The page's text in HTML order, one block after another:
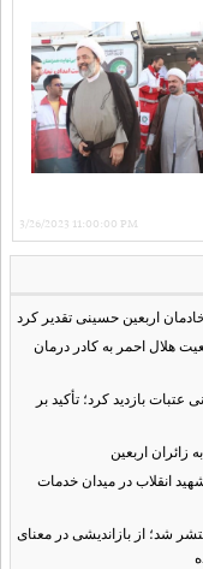
3/26/2023 11:00:00 PM
اربعین حسینی تقدیر کرد
هلال احمر به کادر درمان
بازدید کرد؛ تأکید بر
زائران اربعین
انقلاب در میدان خدمات
شد؛ از بازاندیشی در معنای